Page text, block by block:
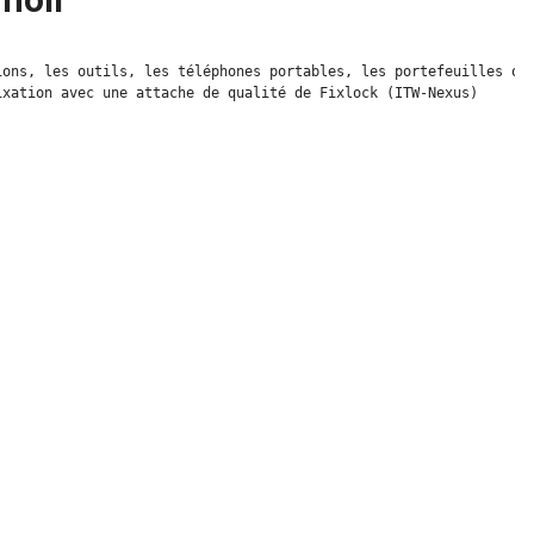
les outils, les téléphones portables, les portefeuilles ou
avec une attache de qualité de Fixlock (ITW-Nexus)